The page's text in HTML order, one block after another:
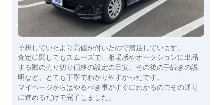
予想していたより高値が付いたので満足しています。
査定に関してもスムーズで、相場感やオークションに出品
する際の売り切り価格の設定の目安、その後の手続きの説
明など、とても丁寧でわかりやすかったです。
マイページからはやるべき事がすぐにわかるのでその通り
に進めるだけで完了しました。